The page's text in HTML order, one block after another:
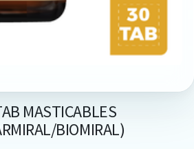
MASTICABLES
BIOMIRAL)